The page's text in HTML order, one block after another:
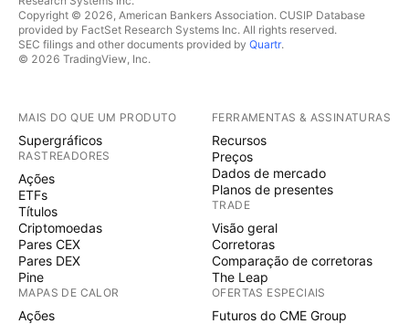
Copyright © 2026, American Bankers Association. CUSIP Database
provided by FactSet Research Systems Inc. All rights reserved.
SEC filings and other documents provided by Quartr.
© 2026 TradingView, Inc.
MAIS DO QUE UM PRODUTO
Supergráficos
RASTREADORES
Ações
ETFs
Títulos
Criptomoedas
Pares CEX
Pares DEX
Pine
MAPAS DE CALOR
Ações
FERRAMENTAS & ASSINATURAS
Recursos
Preços
Dados de mercado
Planos de presentes
TRADE
Visão geral
Corretoras
Comparação de corretoras
The Leap
OFERTAS ESPECIAIS
Futuros do CME Group